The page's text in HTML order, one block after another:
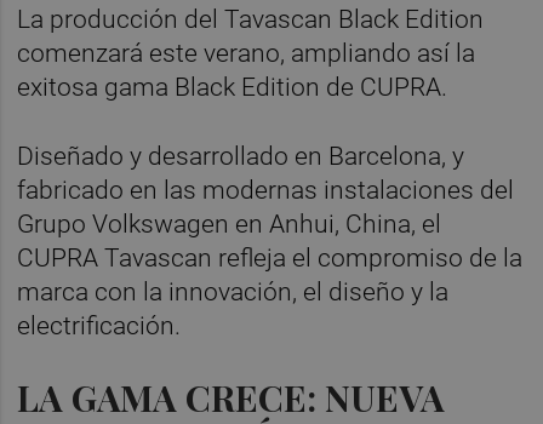
La producción del Tavascan Black Edition
comenzará este verano, ampliando así la
exitosa gama Black Edition de CUPRA.
Diseñado y desarrollado en Barcelona, y
fabricado en las modernas instalaciones del
Grupo Volkswagen en Anhui, China, el
CUPRA Tavascan refleja el compromiso de la
marca con la innovación, el diseño y la
electrificación.
LA GAMA CRECE: NUEVA